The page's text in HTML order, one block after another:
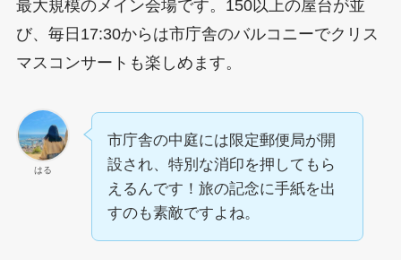
最大規模のメイン会場です。150以上の屋台が並
び、毎日17:30からは市庁舎のバルコニーでクリス
マスコンサートも楽しめます。
はる
市庁舎の中庭には限定郵便局が開
設され、特別な消印を押してもら
えるんです！旅の記念に手紙を出
すのも素敵ですよね。